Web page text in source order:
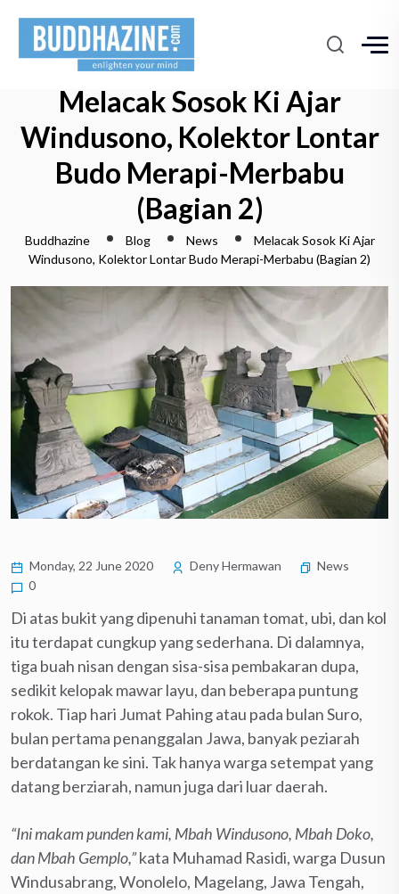
Melacak Sosok Ki Ajar
Windusono, Kolektor Lontar
Budo Merapi-Merbabu
(Bagian 2)
Buddhazine Blog News
Melacak Sosok Ki Ajar
Windusono, Kolektor Lontar Budo Merapi-Merbabu (Bagian 2)
Monday, 22 June 2020 Deny Hermawan
News
0
Di atas bukit yang dipenuhi tanaman tomat, ubi, dan kol
itu terdapat cungkup yang sederhana. Di dalamnya,
tiga buah nisan dengan sisa-sisa pembakaran dupa,
sedikit kelopak mawar layu, dan beberapa puntung
rokok. Tiap hari Jumat Pahing atau pada bulan Suro,
bulan pertama penanggalan Jawa, banyak peziarah
berdatangan ke sini. Tak hanya warga setempat yang
datang berziarah, namun juga dari luar daerah.
“Ini makam punden kami, Mbah Windusono, Mbah Doko,
dan Mbah Gemplo,”kata Muhamad Rasidi, warga Dusun
Windusabrang, Wonolelo, Magelang, Jawa Tengah,